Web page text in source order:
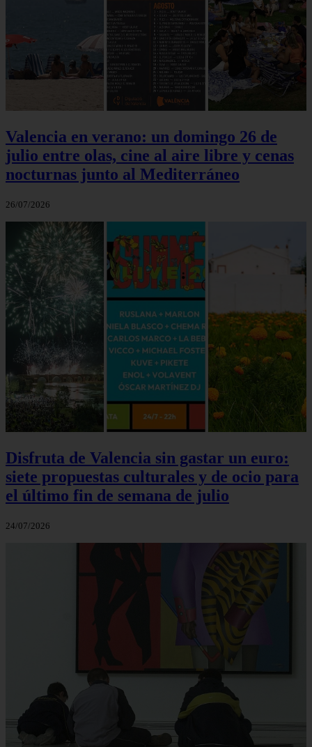
Valencia en verano: un domingo 26 de
julio entre olas, cine al aire libre y cenas
nocturnas junto al Mediterráneo
26/07/2026
Disfruta de Valencia sin gastar un euro:
siete propuestas culturales y de ocio para
el último fin de semana de julio
24/07/2026